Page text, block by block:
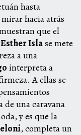
hasta
hacia atrás
que el
Esther Islase mete
a una
interpreta a
A ellas se
de una caravana
y es que la
, completa un